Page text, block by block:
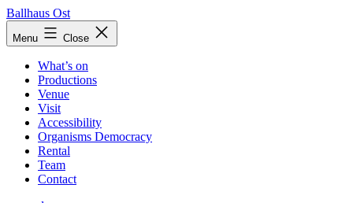
Skip
to
content
Ballhaus Ost
Ballhaus
Ost
Menu Close
What’s on
Productions
Venue
Visit
Accessibility
Organisms Democracy
Rental
Team
Contact